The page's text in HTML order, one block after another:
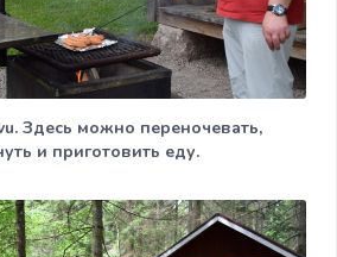
Здесь можно переночевать,
и приготовить еду.